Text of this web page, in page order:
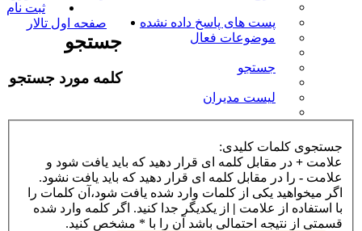
پست های پاسخ داده نشده
موضوعات فعال
جستجو
لیست مدیران
ثبت نام
صفحه اول تالار
جستجو
کلمه مورد جستجو
جستجوی کلمات کلیدی:
علامت + در مقابل کلمه ای قرار دهید که باید یافت شود و
علامت - را در مقابل کلمه ای قرار دهید که باید یافت نشود.
اگر میخواهید یکی از کلمات وارد شده یافت شود،آن کلمات را
با استفاده از علامت | از یکدیگر جدا کنید. اگر کلمه وارد شده
قسمتی از نتیجه احتمالی باشد آن را با * مشخص کنید.